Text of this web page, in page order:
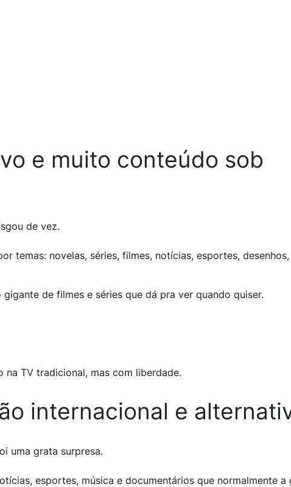
e muito conteúdo sob
de vez.
temas: novelas, séries, filmes, notícias, esportes,
de filmes e séries que dá pra ver quando quiser.
na TV tradicional, mas com liberdade.
internacional e
uma grata surpresa.
esportes, música e documentários que normalmente a